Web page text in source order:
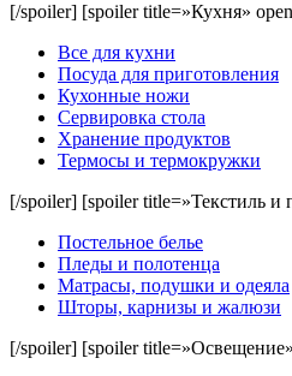
[/spoiler] [spoiler title=»Кухня»
Все для кухни
Посуда для приготовления
Кухонные ножи
Сервировка стола
Хранение продуктов
Термосы и термокружки
[/spoiler] [spoiler title=»Текстиль и
Постельное белье
Пледы и полотенца
Матрасы, подушки и одеяла
Шторы, карнизы и жалюзи
[/spoiler] [spoiler